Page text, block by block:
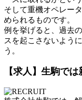
そして重機オペレー
められるものです。
例を挙げると、過去
スを起こさないよう
う。
【求人】生駒で